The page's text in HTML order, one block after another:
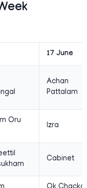
17 June
Achan
Pattalam
Oru
Izra
Cabinet